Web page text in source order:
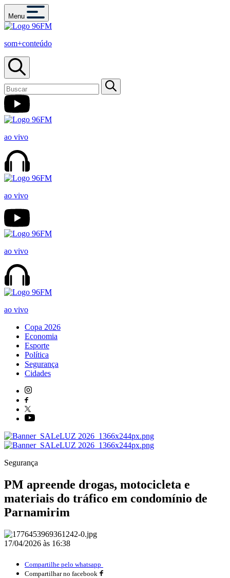
Menu
som+conteúdo
ao vivo
ao vivo
ao vivo
ao vivo
Copa 2026
Economia
Esporte
Política
Segurança
Cidades
Segurança
PM apreende drogas, motocicleta e
materiais do tráfico em condomínio de
Parnamirim
17/04/2026 às 16:38
Compartilhe pelo whatsapp
Compartilhar no facebook